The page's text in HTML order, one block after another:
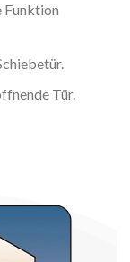
Funktion
Tür.